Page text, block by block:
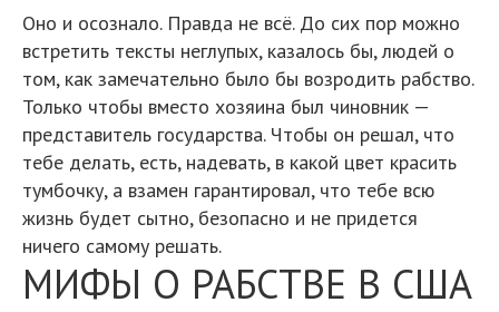
Оно и осознало. Правда не всё. До сих пор можно
встретить тексты неглупых, казалось бы, людей о
том, как замечательно было бы возродить рабство.
Только чтобы вместо хозяина был чиновник —
представитель государства. Чтобы он решал, что
тебе делать, есть, надевать, в какой цвет красить
тумбочку, а взамен гарантировал, что тебе всю
жизнь будет сытно, безопасно и не придется
ничего самому решать.
МИФЫ О РАБСТВЕ В США